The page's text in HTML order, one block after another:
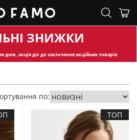
ЗНИЖКИ
днів, акція діє до закінчення акційних товарів
по:
ТОП